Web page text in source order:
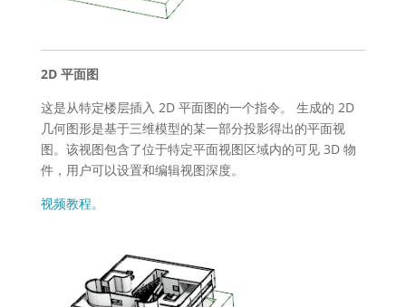
2D 平面图
这是从特定楼层插入 2D 平面图的一个指令。 生成的 2D
几何图形是基于三维模型的某一部分投影得出的平面视
图。该视图包含了位于特定平面视图区域内的可见 3D 物
件，用户可以设置和编辑视图深度。
视频教程。